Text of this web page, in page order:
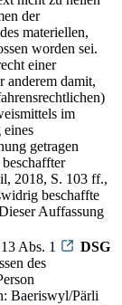
der
materiellen,
worden sei.
einer
anderem damit,
im
eines
getragen
2018, S. 103 ff.,
beschaffte
Auffassung
Abs. 1
DSG
des
Baeriswyl/Pärli